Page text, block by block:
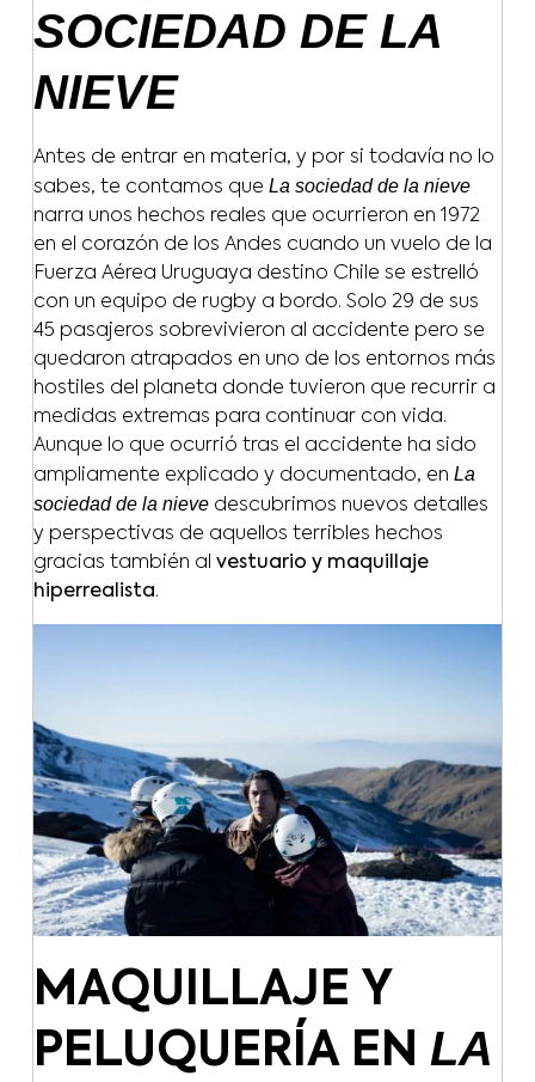
SOCIEDAD DE LA
NIEVE
Antes de entrar en materia, y por si todavía no lo
sabes, te contamos que La sociedad de la nieve
narra unos hechos reales que ocurrieron en 1972
en el corazón de los Andes cuando un vuelo de la
Fuerza Aérea Uruguaya destino Chile se estrelló
con un equipo de rugby a bordo. Solo 29 de sus
45 pasajeros sobrevivieron al accidente pero se
quedaron atrapados en uno de los entornos más
hostiles del planeta donde tuvieron que recurrir a
medidas extremas para continuar con vida.
Aunque lo que ocurrió tras el accidente ha sido
ampliamente explicado y documentado, en La
sociedad de la nievedescubrimos nuevos detalles
y perspectivas de aquellos terribles hechos
gracias también al vestuario y maquillaje
hiperrealista.
MAQUILLAJE Y
PELUQUERÍA EN LA